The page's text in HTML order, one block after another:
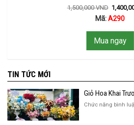
1,500,000VND
Mã:A290
Mua ngay
TIN TỨC MỚI
Giỏ Hoa Khai
Chức năng bình